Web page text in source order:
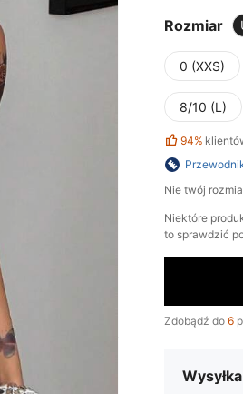
Rozmiar
0 (XXS)
8/10 (L)
94%
Nie twój
Niektóre
to sprawdzić
Zdobądź do 6